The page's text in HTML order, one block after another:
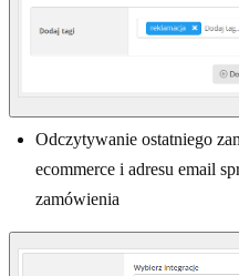
Odczytywanie ostatniego
ecommerce i adresu email
zamówienia